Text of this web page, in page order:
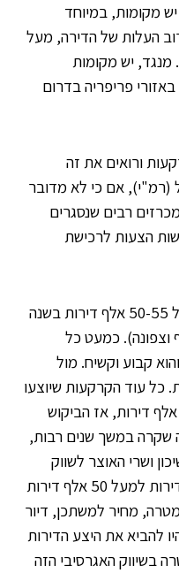
מקומות, במיוחד
העלות של הדירה, מעל
50%, ובמקרים מסוימים גם 70%. מנגד, יש מקומות
פריפריה בדרום
ורואים את זה
(רמ"י), אם כי לא מדובר
רבים שנסגרים
הצעות לרכישת
בענף הדירות למגורים יש ביקוש של 50-55 אלף דירות בשנה
שטוענים שיותר – 60 אלף וצפונה). כמעט כל
קבוע וקשיח. מול
כל עוד הקרקעות שיוצעו
ישקפו היקף בנייה של מתחת ל-50 אלף דירות, אז הביקוש
שקרה במשך שנים רבות,
ושרי האוצר לשווק
קרקעות רבות שיגדילו את היצע הדירות למעל 50 אלף דירות
מחיר למשתכן, דיור
להביא את היצע הדירות
המטרה בשיווק האגרסיבי הזה